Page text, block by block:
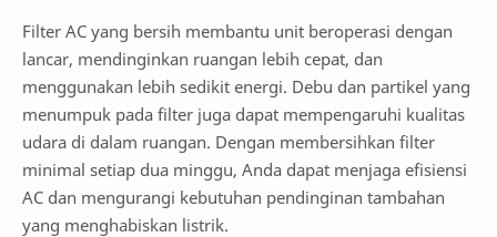
Filter AC yang bersih membantu unit beroperasi dengan
lancar, mendinginkan ruangan lebih cepat, dan
menggunakan lebih sedikit energi. Debu dan partikel yang
menumpuk pada filter juga dapat mempengaruhi kualitas
udara di dalam ruangan. Dengan membersihkan filter
minimal setiap dua minggu, Anda dapat menjaga efisiensi
AC dan mengurangi kebutuhan pendinginan tambahan
yang menghabiskan listrik.